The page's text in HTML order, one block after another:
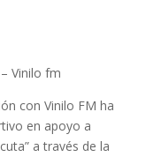
Vinilo fm
con Vinilo FM ha
en apoyo a
a través de la